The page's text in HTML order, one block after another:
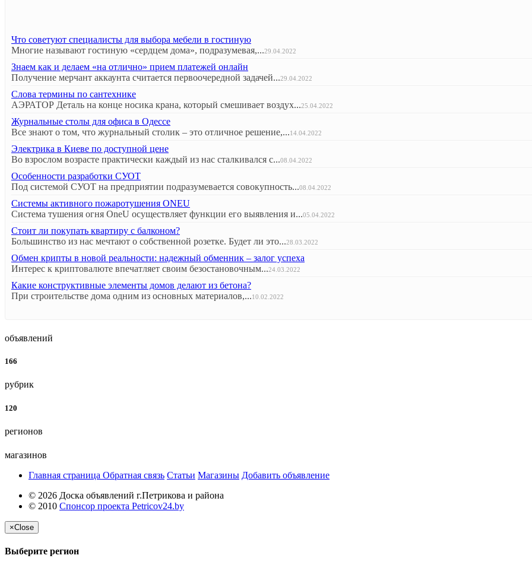
Что советуют специалисты для выбора мебели в гостиную
Многие называют гостиную «сердцем дома», подразумевая,...29.04.2022
Знаем как и делаем «на отлично» прием платежей онлайн
Получение мерчант аккаунта считается первоочередной задачей...29.04.2022
Слова термины по сантехнике
АЭРАТОР Деталь на конце носика крана, который смешивает воздух...25.04.2022
Журнальные столы для офиса в Одессе
Все знают о том, что журнальный столик – это отличное решение,...14.04.2022
Электрика в Киеве по доступной цене
Во взрослом возрасте практически каждый из нас сталкивался с...08.04.2022
Особенности разработки СУОТ
Под системой СУОТ на предприятии подразумевается совокупность...08.04.2022
Системы активного пожаротушения ONEU
Система тушения огня OneU осуществляет функции его выявления и...05.04.2022
Стоит ли покупать квартиру с балконом?
Большинство из нас мечтают о собственной розетке. Будет ли это...28.03.2022
Обмен крипты в новой реальности: надежный обменник – залог успеха
Интерес к криптовалюте впечатляет своим безостановочным...24.03.2022
Какие конструктивные элементы домов делают из бетона?
При строительстве дома одним из основных материалов,...10.02.2022
объявлений
166
рубрик
120
регионов
магазинов
Главная страница Обратная связь Статьи Магазины Добавить объявление
© 2026 Доска объявлений г.Петрикова и района
© 2010 Спонсор проекта Petricov24.by
×Close
Выберите регион